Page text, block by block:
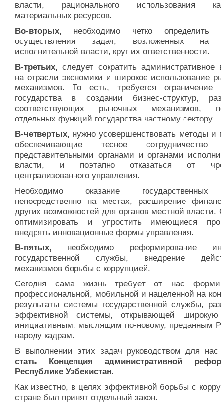
власти, рационального использования
материальных ресурсов.
Во-вторых, необходимо четко определить
осуществления задач, возложенных на
исполнительной власти, круг их ответственности.
В-третьих,следует сократить административное
на отрасли экономики и широкое использование
механизмов. То есть, требуется ограничение
государства в создании бизнес-структур,
соответствующих рыночных механизмов,
отдельных функций государства частному сектору.
В-четвертых, нужно усовершенствовать методы и
обеспечивающие тесное
представительными органами и органами
власти, и поэтапно отказаться от
централизованного управления.
Необходимо оказание государственных
непосредственно на местах, расширение
других возможностей для органов местной власти.
оптимизировать и упростить имеющиеся
внедрять инновационные формы управления.
В-пятых, необходимо реформирование
государственной службы, внедрение
механизмов борьбы с коррупцией.
Сегодня сама жизнь требует от нас
профессиональной, мобильной и нацеленной на
результаты системы государственной службы,
эффективной системы, открывающей широкую
инициативным, мыслящим по-новому, преданным
народу кадрам.
В выполнении этих задач руководством для
стать Концепция административной
Республике Узбекистан.
Как известно, в целях эффективной борьбы с
стране был принят отдельный закон.